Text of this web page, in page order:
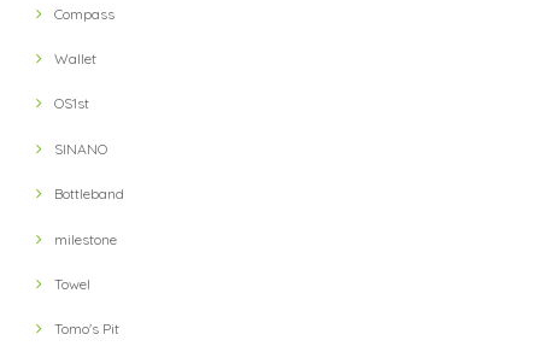
Compass
Wallet
OS1st
SINANO
Bottleband
milestone
Towel
Tomo's Pit